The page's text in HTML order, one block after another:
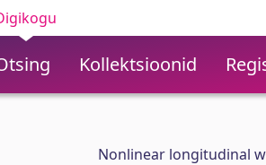
Kollektsioonid
Nonlinear longitudinal